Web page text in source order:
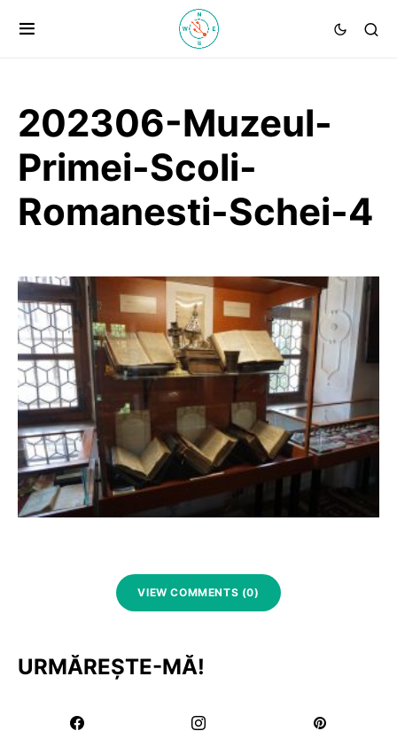
202306-Muzeul-
Primei-Scoli-
Romanesti-Schei-4
VIEW COMMENTS (0)
URMĂREȘTE-MĂ!